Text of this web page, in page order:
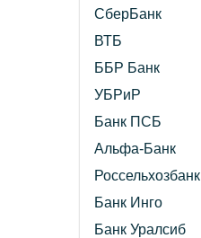
СберБанк
ВТБ
ББР Банк
УБРиР
Банк ПСБ
Альфа-Банк
Россельхозбанк
Банк Инго
Банк Уралсиб